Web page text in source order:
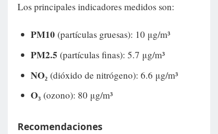
Los principales indicadores medidos son:
PM10 (partículas gruesas): 10 μg/m³
PM2.5 (partículas finas): 5.7 μg/m³
NO₂ (dióxido de nitrógeno): 6.6 μg/m³
O₃ (ozono): 80 μg/m³
Recomendaciones